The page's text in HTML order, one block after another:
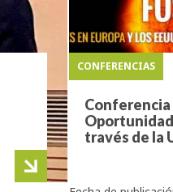
CONFERENCIAS
Conferencia
través de la